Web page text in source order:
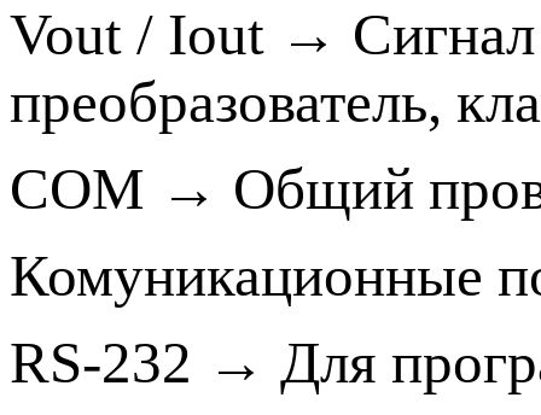
Vout / Iout → Сигнал
преобразователь,
COM → Общий
Комуникационные
RS-232 → Для